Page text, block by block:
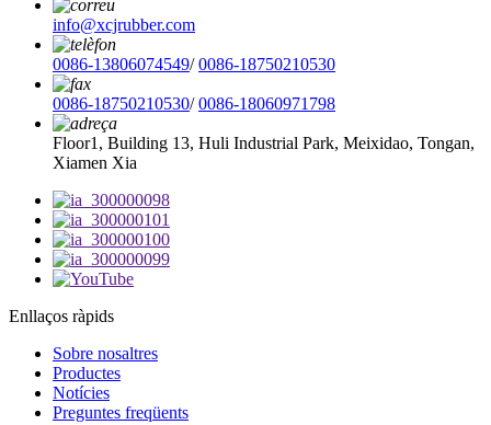
info@xcjrubber.com
0086-13806074549/0086-18750210530
0086-18750210530/0086-18060971798
Floor1, Building 13, Huli Industrial Park, Meixidao, Tongan,
Xiamen Xia
Enllaços ràpids
Sobre nosaltres
Productes
Notícies
Preguntes freqüents